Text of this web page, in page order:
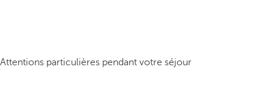
Attentions particulières pendant votre séjour